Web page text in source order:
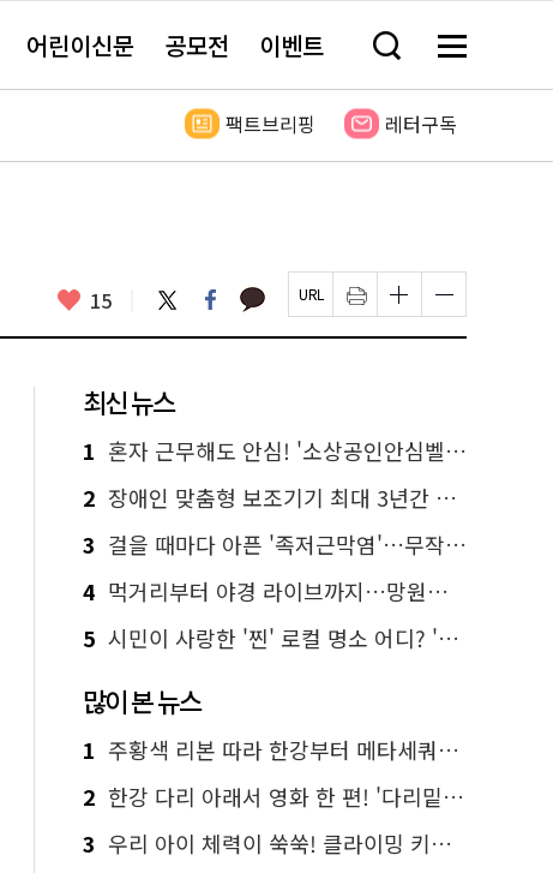
어린이신문 공모전 이벤트 검
창
기
메
전
보
팩트브리핑 레터구독
좋
요
15 트
위
터
페
이
스
카
카 페
이
지
인
쇄
하
글
자
크
하
기
글
자
크
하
기
최신 뉴스
1 혼자 근무해도 안심! '소상공인안심벨' 신청하세요
2 장애인 맞춤형 보조기기 최대 3년간 무상 대여…삶의 질 높인다
3 걸을 때마다 아픈 '족저근막염'…무작정 참지 말고 '이것' 해보세요!
4 먹거리부터 야경 라이브까지…망원한강공원 알짜 코스
5 시민이 사랑한 '찐' 로컬 명소 어디? '서울에디션25' 추천 코스
많이 본 뉴스
1 주황색 리본 따라 한강부터 메타세쿼이아 숲길까지…서울둘레길 15코스
2 한강 다리 아래서 영화 한 편! '다리밑 영화관' 무료 상영
3 우리 아이 체력이 쑥쑥! 클라이밍 키즈카페·어린이 체력장